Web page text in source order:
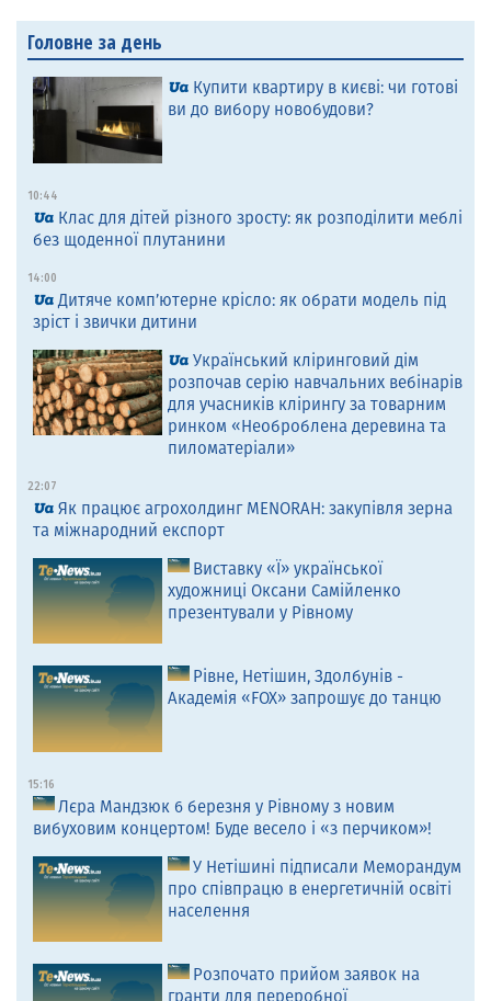
Головне за день
Купити квартиру в києві: чи готові
ви до вибору новобудови?
10:44
Клас для дітей різного зросту: як розподілити меблі
без щоденної плутанини
14:00
Дитяче комп’ютерне крісло: як обрати модель під
зріст і звички дитини
Український кліринговий дім
розпочав серію навчальних вебінарів
для учасників клірингу за товарним
ринком «Необроблена деревина та
пиломатеріали»
22:07
Як працює агрохолдинг MENORAH: закупівля зерна
та міжнародний експорт
Виставку «Ї» української
художниці Оксани Самійленко
презентували у Рівному
Рівне, Нетішин, Здолбунів -
Академія «FOX» запрошує до танцю
15:16
Лєра Мандзюк 6 березня у Рівному з новим
вибуховим концертом! Буде весело і «з перчиком»!
У Нетішині підписали Меморандум
про співпрацю в енергетичній освіті
населення
Розпочато прийом заявок на